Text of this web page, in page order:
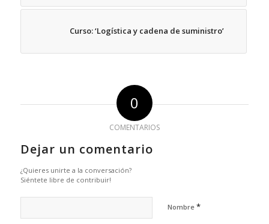
Curso: ‘Logística y cadena de suministro’
0
COMENTARIOS
Dejar un comentario
¿Quieres unirte a la conversación?
Siéntete libre de contribuir!
Nombre *